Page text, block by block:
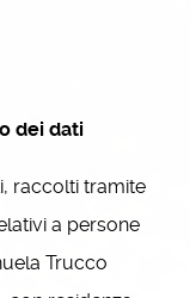
dei dati
raccolti tramite
a persone
Trucco